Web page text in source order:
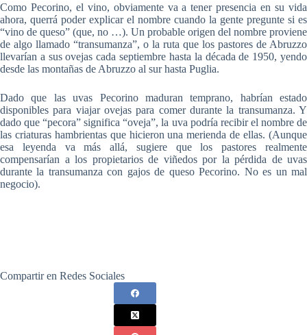
Como Pecorino, el vino, obviamente va a tener presencia en su vida
ahora, querrá poder explicar el nombre cuando la gente pregunte si es
“vino de queso” (que, no …). Un probable origen del nombre proviene
de algo llamado “transumanza”, o la ruta que los pastores de Abruzzo
llevarían a sus ovejas cada septiembre hasta la década de 1950, yendo
desde las montañas de Abruzzo al sur hasta Puglia.
Dado que las uvas Pecorino maduran temprano, habrían estado
disponibles para viajar ovejas para comer durante la transumanza. Y
dado que “pecora” significa “oveja”, la uva podría recibir el nombre de
las criaturas hambrientas que hicieron una merienda de ellas. (Aunque
esa leyenda va más allá, sugiere que los pastores realmente
compensarían a los propietarios de viñedos por la pérdida de uvas
durante la transumanza con gajos de queso Pecorino. No es un mal
negocio).
Compartir en Redes Sociales